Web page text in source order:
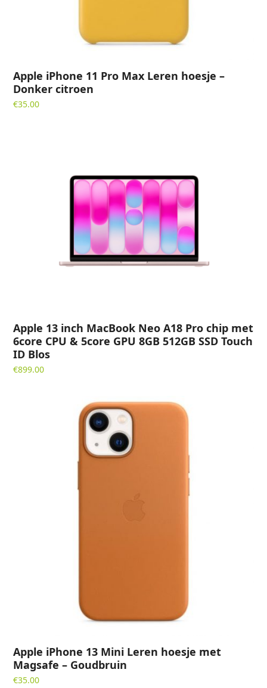
Apple iPhone 11 Pro Max Leren hoesje –
Donker citroen
€35.00
Apple 13 inch MacBook Neo A18 Pro chip met
6core CPU & 5core GPU 8GB 512GB SSD Touch
ID Blos
€899.00
Apple iPhone 13 Mini Leren hoesje met
Magsafe – Goudbruin
€35.00